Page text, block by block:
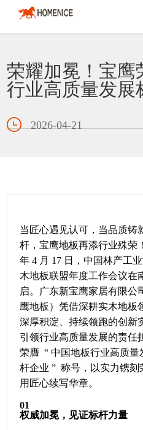
荣耀加冕！宝鹰
行业高质量发
2026-04-21
当匠心遇见认可，当品质铸
杆，宝鹰地板再添行业殊荣
年 4 月 17 日，中国林产工
木地板联盟年度工作会议在
启。广东新宝鹰家居有限公
鹰地板）凭借深耕实木地板
深厚积淀、持续领跑的创新
引领行业高质量发展的责任
荣膺 “ 中国地板行业高质量
杆企业 ” 称号，以实力镌刻
用匠心续写华章。
01
权威加冕，见证标杆力量